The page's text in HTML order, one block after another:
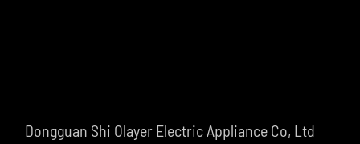
Dongguan Shi Olayer Electric Appliance Co, Ltd